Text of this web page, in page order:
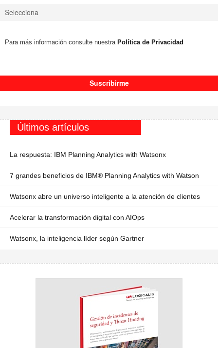
Para más información consulte nuestraPolítica de Privacidad
Últimos artículos
La respuesta: IBM Planning Analytics with Watsonx
7 grandes beneficios de IBM® Planning Analytics with Watson
Watsonx abre un universo inteligente a la atención de clientes
Acelerar la transformación digital con AIOps
Watsonx, la inteligencia líder según Gartner